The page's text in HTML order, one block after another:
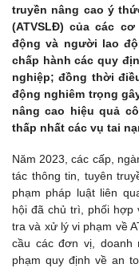
truyền nâng cao ý
(ATVSLĐ) của các
động và người lao
chấp hành các quy
nghiệp; đồng thời
động nghiêm trọng
nâng cao hiệu quả
thấp nhất các vụ tai
Năm 2023, các cấp,
tác thông tin, tuyên
phạm pháp luật liên
hội đã chủ trì, phối hợp
tra và xử lý vi phạm về
cầu các đơn vị, doanh
phạm quy định về an